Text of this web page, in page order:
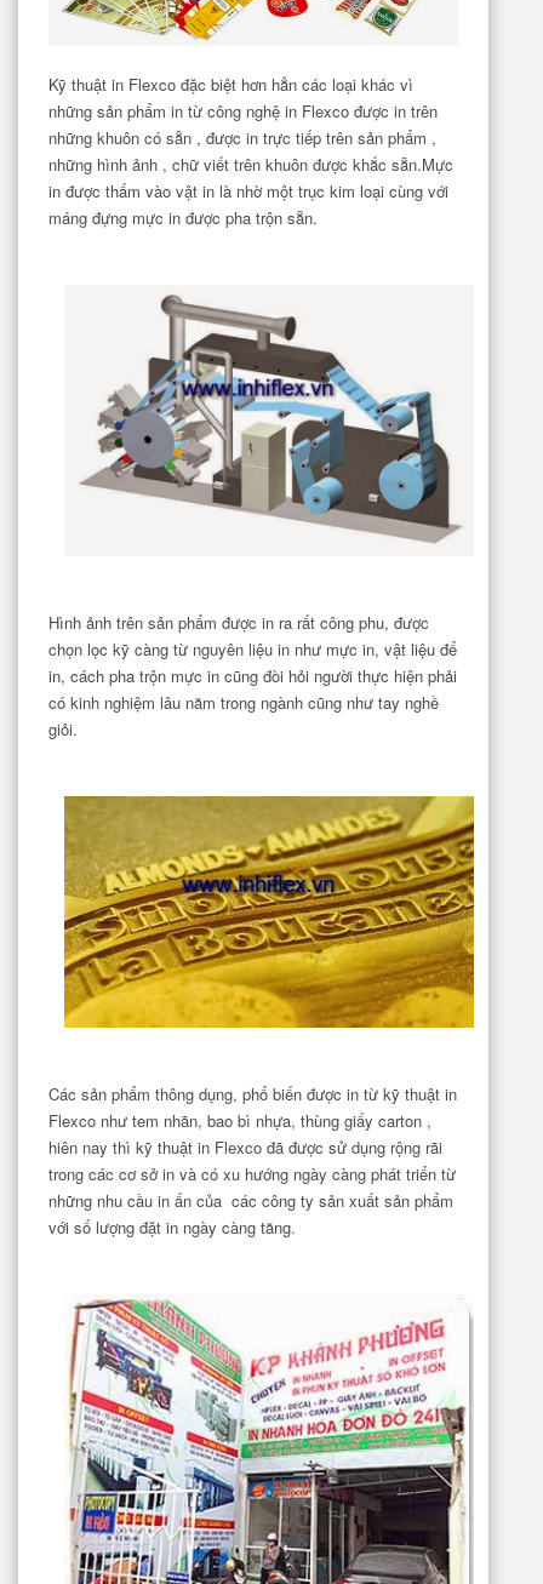
Kỹ thuật in Flexco đặc biệt hơn hẳn các loại khác vì
những sản phẩm in từ công nghệ in Flexco được in trên
những khuôn có sẵn , được in trực tiếp trên sản phẩm ,
những hình ảnh , chữ viết trên khuôn được khắc sẵn.Mực
in được thấm vào vật in là nhờ một trục kim loại cùng với
máng đựng mực in được pha trộn sẵn.
Hình ảnh trên sản phẩm được in ra rất công phu, được
chọn lọc kỹ càng từ nguyên liệu in như mực in, vật liệu để
in, cách pha trộn mực in cũng đòi hỏi người thực hiện phải
có kinh nghiệm lâu năm trong ngành cũng như tay nghề
giỏi.
Các sản phẩm thông dụng, phổ biến được in từ kỹ thuật in
Flexco như tem nhãn, bao bì nhựa, thùng giấy carton ,
hiên nay thì kỹ thuật in Flexco đã được sử dụng rộng rãi
trong các cơ sở in và có xu hướng ngày càng phát triển từ
những nhu cầu in ấn của các công ty sản xuất sản phẩm
với số lượng đặt in ngày càng tăng.